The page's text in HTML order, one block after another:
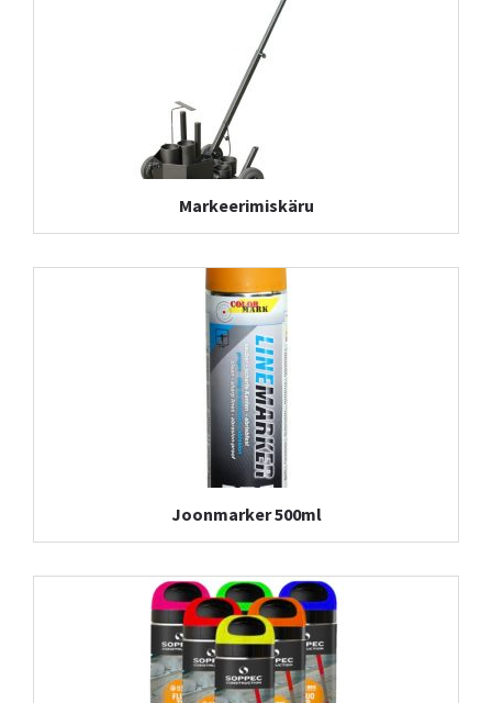
Markeerimiskäru
Joonmarker 500ml